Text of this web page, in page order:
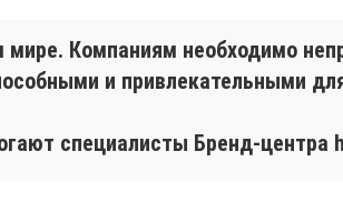
мире. Компаниям необходимо
и привлекательными
специалисты Бренд-центра